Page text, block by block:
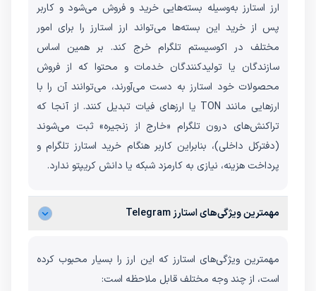
ارز استارز به‌وسیله بسته‌هایی خرید و فروش می‌شود و کاربر
پس از خرید این بسته‌ها می‌تواند ارز استارز را برای امور
مختلف در اکوسیستم تلگرام خرج کند. بر همین اساس
سازندگان یا تولیدکنندگان خدمات و محتوا که از فروش
محصولات خود استارز به دست می‌آورند، می‌توانند آن را با
ارزهایی مانند TON یا ارزهای فیات تبدیل کنند. از آنجا که
تراکنش‌های درون تلگرام «خارج از زنجیره» ثبت می‌شوند
(دفترکل داخلی)، بنابراین کاربر هنگام خرید استارز تلگرام و
پرداخت هزینه، نیازی به کارمزد شبکه یا دانش کریپتو ندارد.
مهمترین ویژگی‌های استارز Telegram
مهمترین ویژگی‌های استارز که این ارز را بسیار محبوب کرده
است، از چند وجه مختلف قابل ملاحظه است: